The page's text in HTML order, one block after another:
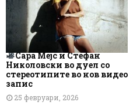
Сара Мејс и Стефан
Николовски во дуел со
стереотипите во нов видео
запис
25 февруари, 2026